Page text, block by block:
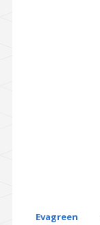
Evagreen